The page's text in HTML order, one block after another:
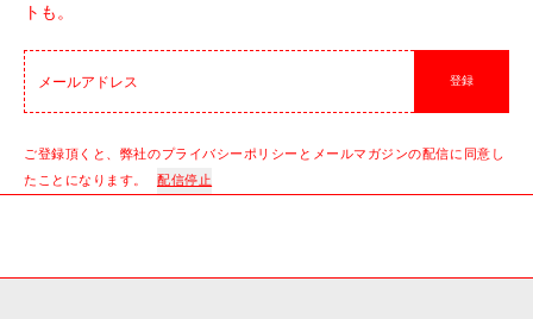
トも。
登録
ご登録頂くと、弊社のプライバシーポリシーとメールマガジンの配信に同意し
たことになります。
配信停止